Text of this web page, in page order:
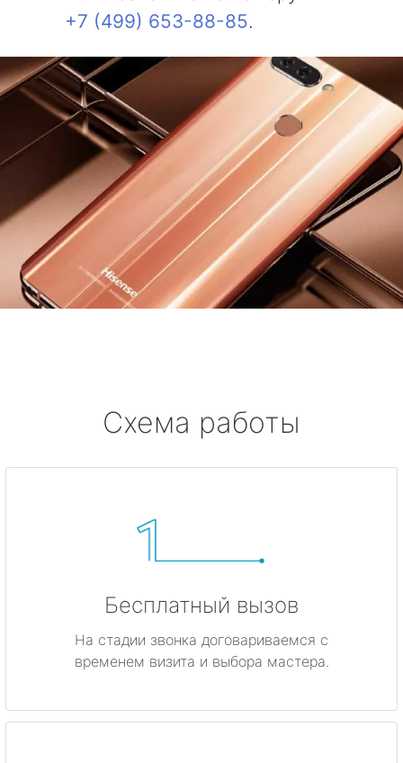
+7 (499) 653-88-85.
Схема работы
Бесплатный вызов
На стадии звонка договариваемся с
временем визита и выбора мастера.